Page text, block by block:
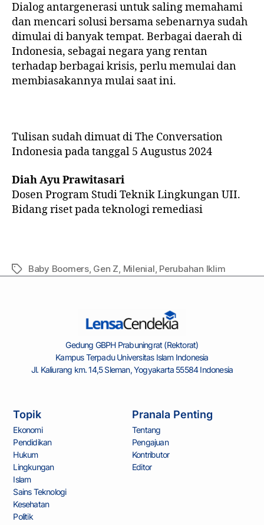
Dialog antargenerasi untuk saling memahami
dan mencari solusi bersama sebenarnya sudah
dimulai di banyak tempat. Berbagai daerah di
Indonesia, sebagai negara yang rentan
terhadap berbagai krisis, perlu memulai dan
membiasakannya mulai saat ini.
Tulisan sudah dimuat di The Conversation
Indonesia pada tanggal 5 Augustus 2024
Diah Ayu Prawitasari
Dosen Program Studi Teknik Lingkungan UII.
Bidang riset pada teknologi remediasi
Baby Boomers, Gen Z, Milenial, Perubahan Iklim
Gedung GBPH Prabuningrat (Rektorat)
Kampus Terpadu Universitas Islam Indonesia
Jl. Kaliurang km. 14,5 Sleman, Yogyakarta 55584 Indonesia
Topik
Ekonomi
Pendidikan
Hukum
Lingkungan
Islam
Sains Teknologi
Kesehatan
Politik
Pranala Penting
Tentang
Pengajuan
Kontributor
Editor